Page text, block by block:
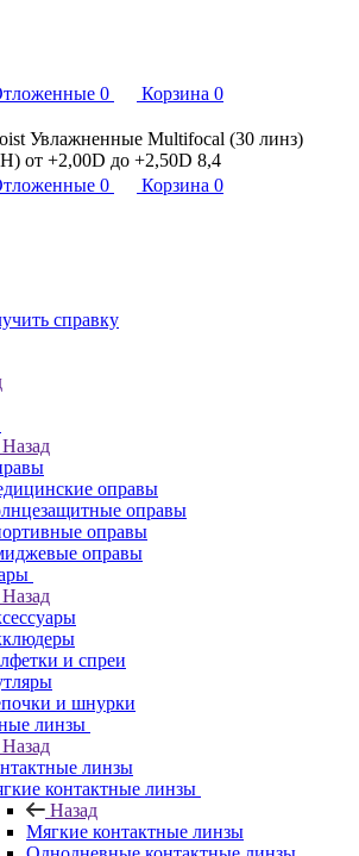
0 Корзина 0
Увлажненные Multifocal (30 линз)
от +2,00D до +2,50D 8,4
0 Корзина 0
справку
Назад
оправы
оправы
оправы
оправы
Назад
и спреи
и шнурки
линзы
Назад
линзы
контактные линзы
Назад
Мягкие контактные линзы